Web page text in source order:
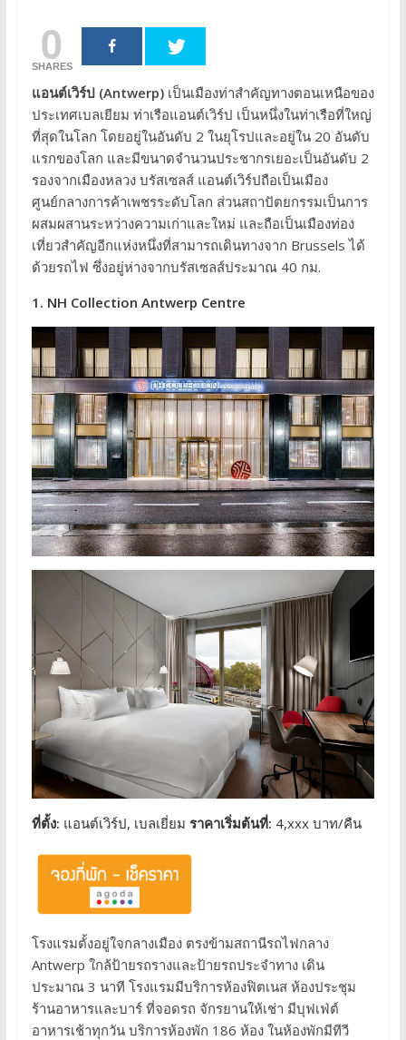
0
SHARES
แอนต์เวิร์ป (Antwerp)เป็นเมืองท่าสำคัญทางตอนเหนือของ
ประเทศเบลเยียม ท่าเรือแอนต์เวิร์ป เป็นหนึ่งในท่าเรือที่ใหญ่
ที่สุดในโลก โดยอยู่ในอันดับ 2 ในยุโรปและอยู่ใน 20 อันดับ
แรกของโลก และมีขนาดจำนวนประชากรเยอะเป็นอันดับ 2
รองจากเมืองหลวง บรัสเซลส์ แอนต์เวิร์ปถือเป็นเมือง
ศูนย์กลางการค้าเพชรระดับโลก ส่วนสถาปัตยกรรมเป็นการ
ผสมผสานระหว่างความเก่าและใหม่ และถือเป็นเมืองท่อง
เที่ยวสำคัญอีกแห่งหนึ่งที่สามารถเดินทางจาก Brussels ได้
ด้วยรถไฟ ซึ่งอยู่ห่างจากบรัสเซลส์ประมาณ 40 กม.
1. NH Collection Antwerp Centre
ที่ตั้ง: แอนต์เวิร์ป, เบลเยี่ยม ราคาเริ่มต้นที่: 4,xxx บาท/คืน
โรงแรมตั้งอยู่ใจกลางเมือง ตรงข้ามสถานีรถไฟกลาง
Antwerp ใกล้ป้ายรถรางและป้ายรถประจำทาง เดิน
ประมาณ 3 นาที โรงแรมมีบริการห้องฟิตเนส ห้องประชุม
ร้านอาหารและบาร์ ที่จอดรถ จักรยานให้เช่า มีบุฟเฟ่ต์
อาหารเช้าทุกวัน บริการห้องพัก 186 ห้อง ในห้องพักมีทีวี